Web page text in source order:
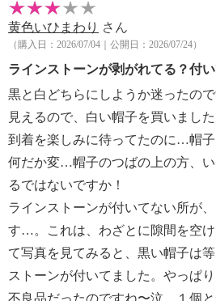
・中国製
黄色いひまわり さん
（購入日：2026/07/04｜公開日：2026/07/24）
ラインストーンが剥がれてる？付
黒と白どちらにしようか迷ったの
見えるので、白い帽子を買いました
到着を楽しみに待ってたのに…帽
何だか変…帽子のつばの上の方、
るではないですか！
ラインストーンが付いてない所が
す…。これは、わざとに隙間を空
て写真を見てみると、黒い帽子は
ストーンが付いてました。やっぱ
不良品だったのですね〜泣 １個と